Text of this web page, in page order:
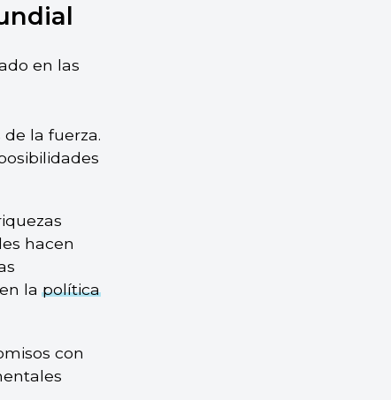
en las
la fuerza.
hacen
lapolítica
con